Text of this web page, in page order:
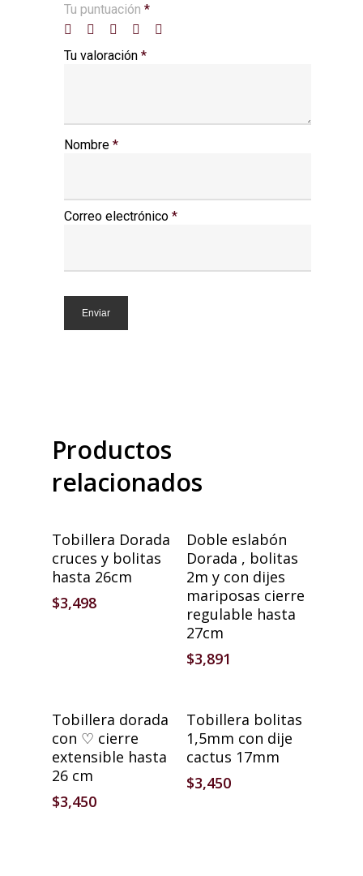
Tu puntuación *
Tu valoración *
Nombre *
Correo electrónico *
Productos
relacionados
Añadir Al Carrito
Tobillera Dorada
cruces y bolitas
hasta 26cm
$3,498
Añadir Al Carrito
Doble eslabón
Dorada , bolitas
2m y con dijes
mariposas cierre
regulable hasta
27cm
$3,891
Añadir Al Carrito
Tobillera dorada
con ♡ cierre
extensible hasta
26 cm
$3,450
Añadir Al Carrito
Tobillera bolitas
1,5mm con dije
cactus 17mm
$3,450